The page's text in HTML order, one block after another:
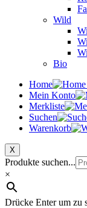
Wild
Bio
Home
Mein Konto
Merkliste
Suchen
Warenkorb
X
Produkte suchen...
×
Drücke Enter um zu